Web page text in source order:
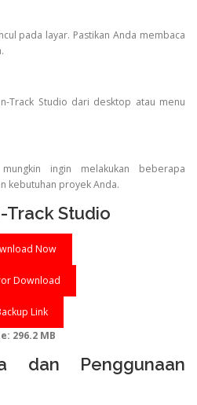
pada layar. Pastikan Anda membaca
Track Studio dari desktop atau menu
ingin melakukan beberapa
kebutuhan proyek Anda.
Track Studio
Now
Download
Link
296.2 MB
dan Penggunaan